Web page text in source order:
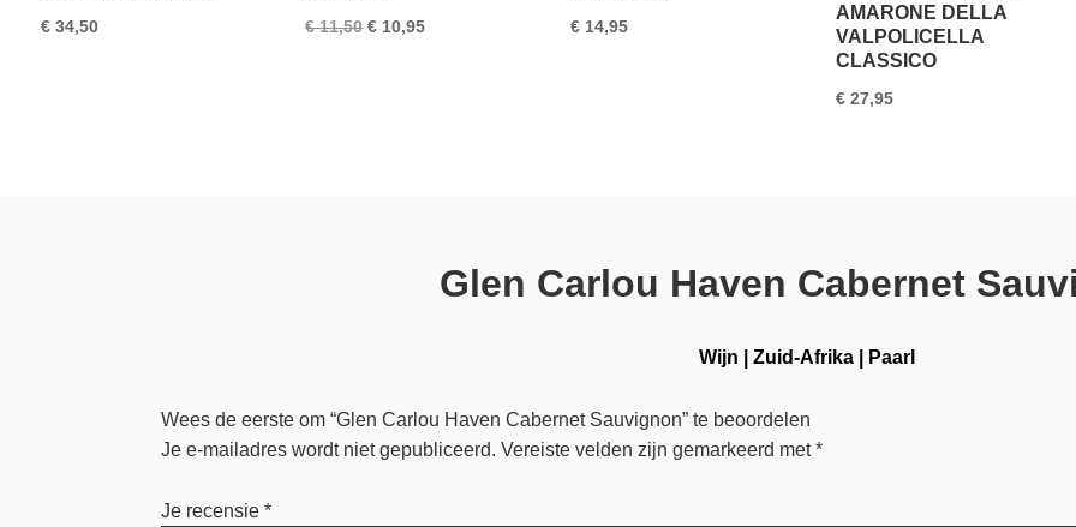
€34,50 €11,50 Oorspronkelijke
€ 10,95Huidige
€ 14,95
AMARONE DELLA
VALPOLICELLA
CLASSICO
€ 27,95
Glen Carlou Haven Cabernet
Wijn Zuid-Afrika Paarl
Wees de eerste om “Glen Carlou Haven Cabernet Sauvignon” te beoordelen
Je e-mailadres wordt niet gepubliceerd. Vereiste velden zijn gemarkeerd met*
Je recensie*